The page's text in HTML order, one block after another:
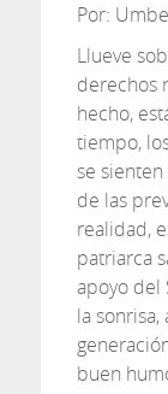
Por:
Llueve
derechos
hecho,
tiempo,
se
de las
realidad,
patriarca
apoyo del
la
buen